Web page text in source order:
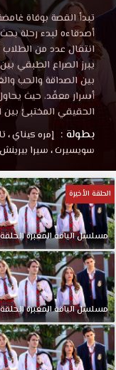
تبدأ القصة بوفاة
أصدقاءه لبدء رحلة
انتقال عدد من الطلاب
يبرز الصراع الطبقي
بين الصداقة والحب
أسرار معقّد، حيث
الحقيقي المختبئ بين
بطولة : إمره كيناي،
سويسيرت، سيرا بيرينش
الحلقة الأخيرة
مسلسل الياقة المغبرة الحلقة
مسلسل الياقة المغبرة الحلقة